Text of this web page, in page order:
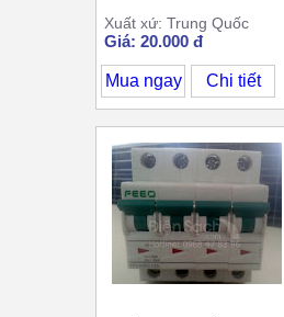
Xuất xứ: Trung Quốc
Giá: 20.000 đ
Mua ngay Chi tiết